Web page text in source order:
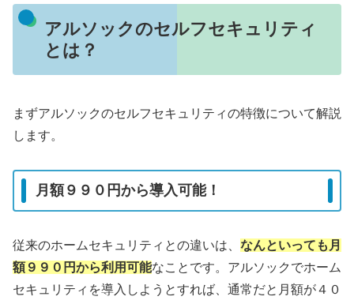
アルソックのセルフセキュリティ
とは？
まずアルソックのセルフセキュリティの特徴について解説
します。
月額９９０円から導入可能！
従来のホームセキュリティとの違いは、 なんといっても月
額９９０円から利用可能なことです。アルソックでホーム
セキュリティを導入しようとすれば、通常だと月額が４０